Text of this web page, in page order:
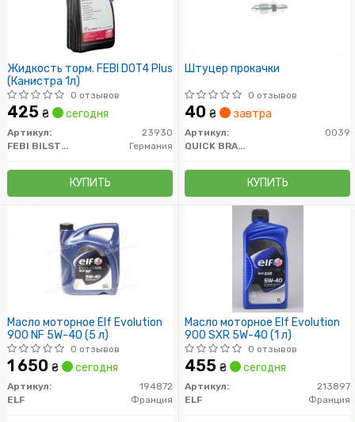
Жидкость торм. FEBI DOT4 Plus
(Канистра 1л)
0 отзывов
425 ₴ сегодня
Артикул:
23930
FEBI BILSTEIN
Германия
КУПИТЬ
Штуцер прокачки
0 отзывов
40 ₴ завтра
Артикул:
0039
QUICK BRAKE
КУПИТЬ
Масло моторное Elf Evolution
900 NF 5W-40 (5 л)
0 отзывов
1 650 ₴ сегодня
Артикул:
194872
ELF
Франция
Масло моторное Elf Evolution
900 SXR 5W-40 (1 л)
0 отзывов
455 ₴ сегодня
Артикул:
213897
ELF
Франция